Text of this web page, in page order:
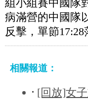
組小組賽中國隊
病滿營的中國隊
反擊，單節17:28
相關報道：
[回放]女